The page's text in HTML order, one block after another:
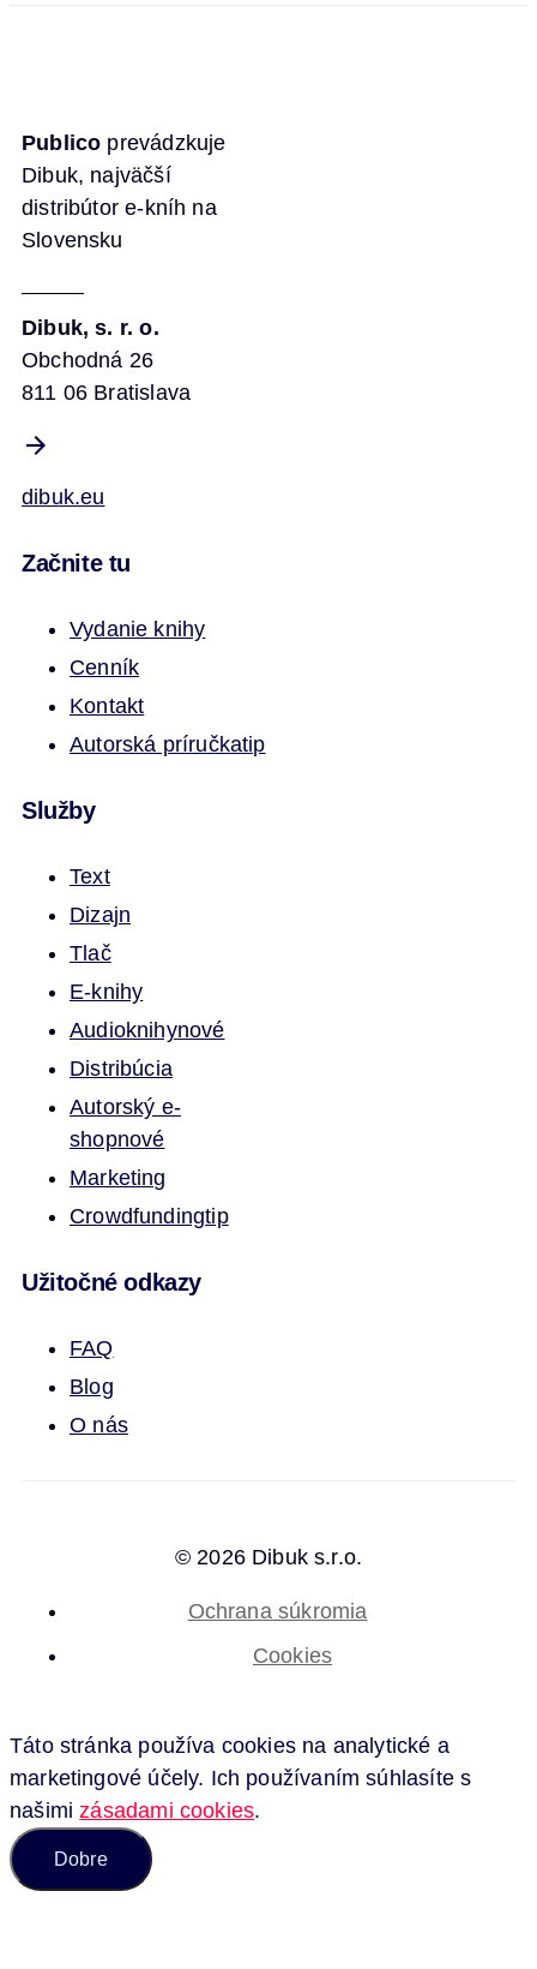
Publico prevádzkuje
Dibuk, najväčší
distribútor e-kníh na
Slovensku
Dibuk, s. r. o.
Obchodná 26
811 06 Bratislava
dibuk.eu
Začnite tu
Vydanie knihy
Cenník
Kontakt
Autorská príručkatip
Služby
Text
Dizajn
Tlač
E-knihy
Audioknihynové
Distribúcia
Autorský e-
shopnové
Marketing
Crowdfundingtip
Užitočné odkazy
FAQ
Blog
O nás
© 2026 Dibuk s.r.o.
Ochrana súkromia
Cookies
Táto stránka používa cookies na analytické a
marketingové účely. Ich používaním súhlasíte s
našimizásadami cookies.
Dobre